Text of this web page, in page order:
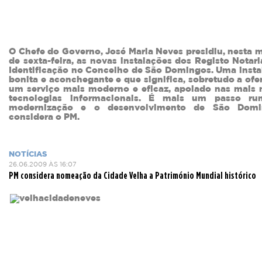
O Chefe do Governo, José Maria Neves presidiu, nesta
de sexta-feira, as novas instalações dos Registo
Identificação no Concelho de São Domingos. Uma
bonita e aconchegante e que significa, sobretudo a
um serviço mais moderno e eficaz, apoiado nas mais
tecnologias informacionais. É mais um passo
modernização e o desenvolvimento de São
considera o PM.
NOTÍCIAS
26.06.2009 ÀS 16:07
PM considera nomeação da Cidade Velha a Património Mundial histórico